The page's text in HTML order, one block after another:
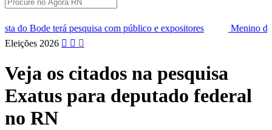
com público e expositores
Menino de 3 anos morre após
Pular
conteúdo
Eleições 2026
Veja os citados na pesquisa
Exatus para deputado federal
no RN